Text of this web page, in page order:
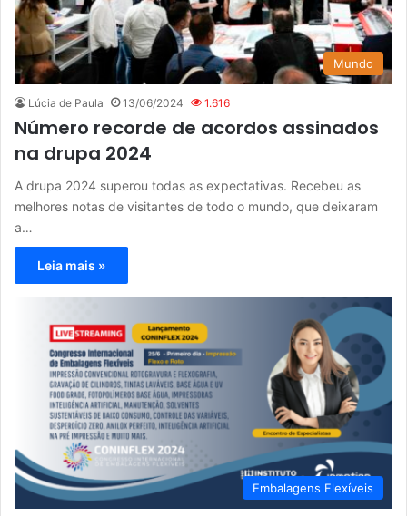
Mundo
Lúcia de Paula 13/06/2024 1.616
Número recorde de acordos assinados
na drupa 2024
A drupa 2024 superou todas as expectativas. Recebeu as
melhores notas de visitantes de todo o mundo, que deixaram
a…
Leia mais »
Embalagens Flexíveis